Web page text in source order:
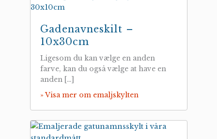
Gadenavneskilt –
10x30cm
Ligesom du kan vælge en anden
farve, kan du også vælge at have en
anden […]
» Visa mer om emaljskylten